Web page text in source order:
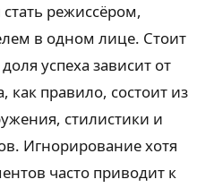
режиссёром,
в одном лице. Стоит
успеха зависит от
как правило, состоит из
стилистики и
Игнорирование хотя
часто приводит к